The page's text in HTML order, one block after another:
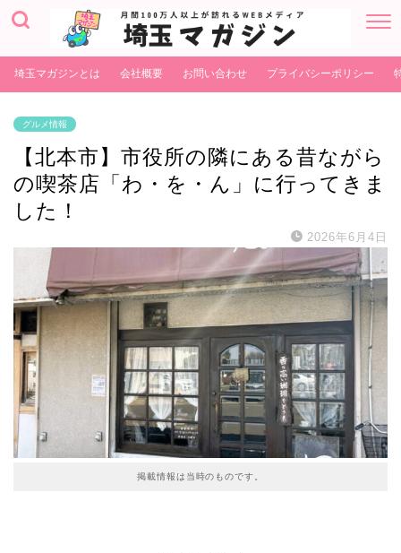
埼玉マガジンとは 会社概要 お問い合わせ プライバシーポリシー
グルメ情報
【北本市】市役所の隣にある昔ながら
の喫茶店「わ・を・ん」に行ってきま
した！
2026年6月4日
掲載情報は当時のものです。